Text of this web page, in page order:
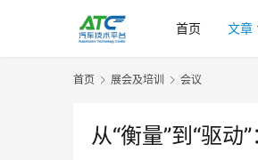
首页 文章
首页 展会及培训 会议
从“衡量”到“驱